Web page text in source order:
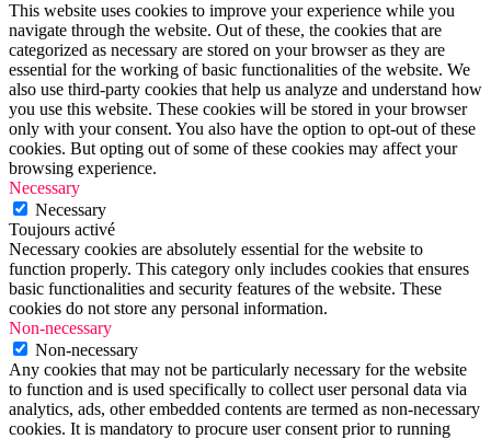
This website uses cookies to improve your experience while you
navigate through the website. Out of these, the cookies that are
categorized as necessary are stored on your browser as they are
essential for the working of basic functionalities of the website. We
also use third-party cookies that help us analyze and understand how
you use this website. These cookies will be stored in your browser
only with your consent. You also have the option to opt-out of these
cookies. But opting out of some of these cookies may affect your
browsing experience.
Necessary
Necessary
Toujours activé
Necessary cookies are absolutely essential for the website to
function properly. This category only includes cookies that ensures
basic functionalities and security features of the website. These
cookies do not store any personal information.
Non-necessary
Non-necessary
Any cookies that may not be particularly necessary for the website
to function and is used specifically to collect user personal data via
analytics, ads, other embedded contents are termed as non-necessary
cookies. It is mandatory to procure user consent prior to running